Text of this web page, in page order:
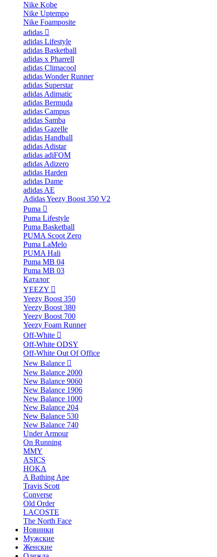
Nike Kobe
Nike Uptempo
Nike Foamposite
adidas
adidas Lifestyle
adidas Basketball
adidas x Pharrell
adidas Climacool
adidas Wonder Runner
adidas Superstar
adidas Adimatic
adidas Bermuda
adidas Campus
adidas Samba
adidas Gazelle
adidas Handball
adidas Adistar
adidas adiFOM
adidas Adizero
adidas Harden
adidas Dame
adidas AE
Adidas Yeezy Boost 350 V2
Puma
Puma Lifestyle
Puma Basketball
PUMA Scoot Zero
Puma LaMelo
PUMA Hali
Puma MB 04
Puma MB 03
Каталог
YEEZY
Yeezy Boost 350
Yeezy Boost 380
Yeezy Boost 700
Yeezy Foam Runner
Off-White
Off-White ODSY
Off-White Out Of Office
New Balance
New Balance 2000
New Balance 9060
New Balance 1906
New Balance 1000
New Balance 204
New Balance 530
New Balance 740
Under Armour
On Running
MMY
ASICS
HOKA
A Bathing Ape
Travis Scott
Converse
Old Order
LACOSTE
The North Face
Новинки
Мужские
Женские